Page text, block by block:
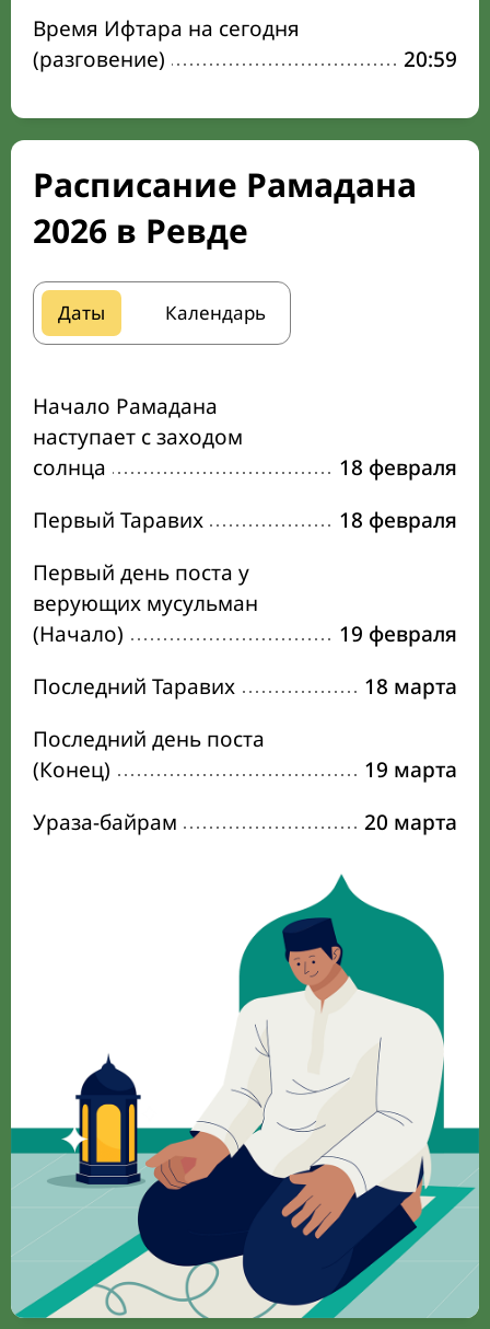
Время Ифтара на сегодня
(разговение)
20:59
Расписание Рамадана
2026 в Ревде
Даты Календарь
Начало Рамадана
наступает с заходом
солнца
18 февраля
Первый Таравих
18 февраля
Первый день поста у
верующих мусульман
(Начало)
19 февраля
Последний Таравих
18 марта
Последний день поста
(Конец)
19 марта
Ураза-байрам
20 марта